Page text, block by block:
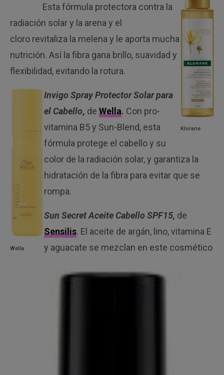
Klorane
Esta fórmula protectora contra la
radiación solar y la arena y el
cloro revitaliza la melena y le aporta mucha
nutrición. Así la fibra gana brillo, suavidad y
flexibilidad, evitando la rotura.
Wella
Invigo Spray Protector Solar para
el Cabello, deWella. Con pro-
vitamina B5 y Sun-Blend, esta
fórmula protege el cabello y su
color de la radiación solar, y garantiza la
hidratación de la fibra para evitar que se
rompa.
Sun Secret Aceite Cabello SPF15, de
Sensilis. El aceite de argán, lino, vitamina E
y aguacate se mezclan en este cosmético